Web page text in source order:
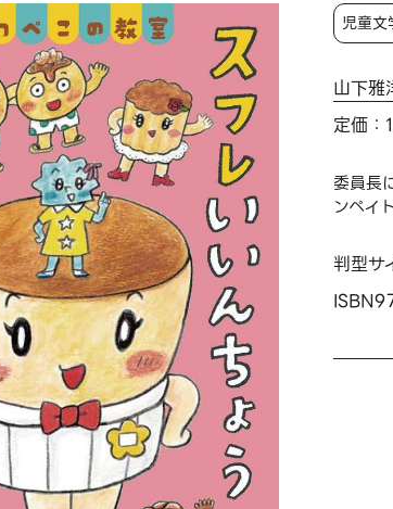
児童文
山下雅
定価
委員長
ンペイ
判型サ